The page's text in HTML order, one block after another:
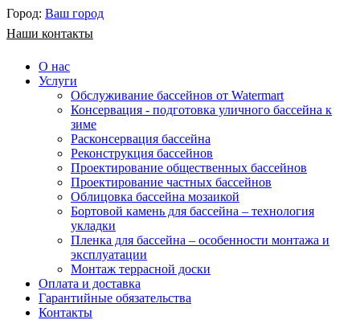
Город: Ваш город
Наши контакты
О нас
Услуги
Обслуживание бассейнов от Watermart
Консервация - подготовка уличного бассейна к
зиме
Расконсервация бассейна
Реконструкция бассейнов
Проектирование общественных бассейнов
Проектирование частных бассейнов
​Облицовка бассейна мозаикой
Бортовой камень для бассейна – технология
укладки
Пленка для бассейна – особенности монтажа и
эксплуатации
Монтаж террасной доски
Оплата и доставка
Гарантийные обязательства
Контакты